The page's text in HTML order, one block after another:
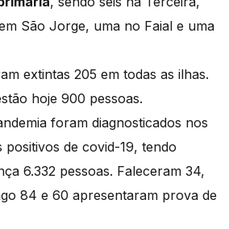
São Jorge, uma no Faial e uma
extintas 205 em todas as ilhas.
hoje 900 pessoas.
foram diagnosticados nos
de covid-19, tendo
6.332 pessoas. Faleceram 34,
84 e 60 apresentaram prova de